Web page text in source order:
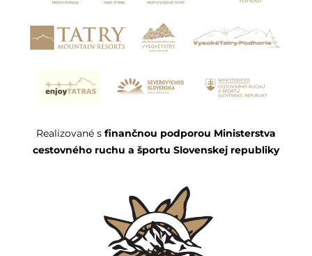
Realizované s finančnou podporou Ministerstva
cestovného ruchu a športu Slovenskej republiky